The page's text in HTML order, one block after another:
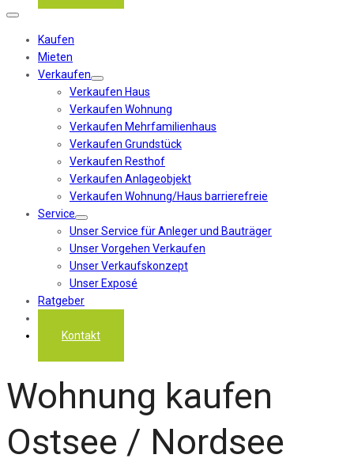
Kaufen
Mieten
Verkaufen
Verkaufen Haus
Verkaufen Wohnung
Verkaufen Mehrfamilienhaus
Verkaufen Grundstück
Verkaufen Resthof
Verkaufen Anlageobjekt
Verkaufen Wohnung/Haus barrierefreie
Service
Unser Service für Anleger und Bauträger
Unser Vorgehen Verkaufen
Unser Verkaufskonzept
Unser Exposé
Ratgeber
Kontakt
Wohnung kaufen
Ostsee / Nordsee